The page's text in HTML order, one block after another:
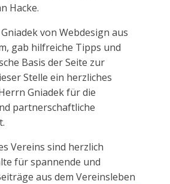
Hacke.
von Webdesign aus
gab hilfreiche Tipps und
Basis der Seite zur
Stelle ein herzliches
Gniadek für die
partnerschaftliche
Vereins sind herzlich
für spannende und
aus dem Vereinsleben